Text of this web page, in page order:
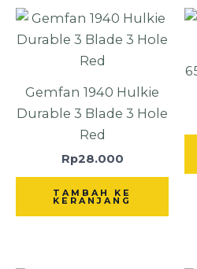
Gemfan 1940 Hulkie
Durable 3 Blade 3 Hole
Red
Rp28.000
TAMBAH KE
KERANJANG